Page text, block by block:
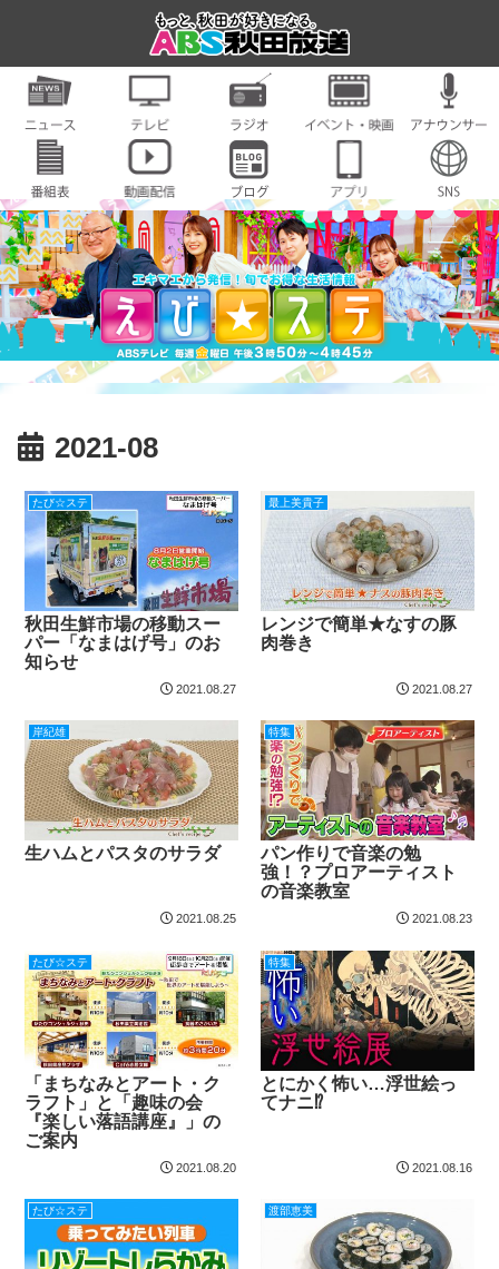
2021-08
たび☆ステ
秋田生鮮市場の移動スー
パー「なまはげ号」のお
知らせ
2021.08.27
最上美貴子
レンジで簡単★なすの豚
肉巻き
2021.08.27
岸紀雄
生ハムとパスタのサラダ
2021.08.25
特集
パン作りで音楽の勉
強！？プロアーティスト
の音楽教室
2021.08.23
たび☆ステ
「まちなみとアート・ク
ラフト」と「趣味の会
『楽しい落語講座』」の
ご案内
2021.08.20
特集
とにかく怖い…浮世絵っ
てナニ⁉
2021.08.16
たび☆ステ 渡部恵美